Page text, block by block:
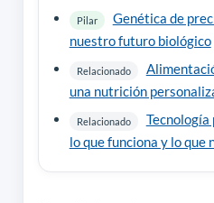
Pilar
Genética de
nuestro futuro biológico
Relacionado
una nutrición
Relacionado
Tecnología
lo que funciona y lo que